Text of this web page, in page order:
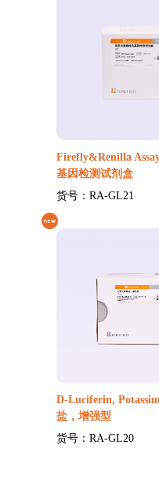
Firefly&Renilla
基因检测试剂盒
货号：RA-GL21
D-Luciferin,
盐，增强型
货号：RA-GL20